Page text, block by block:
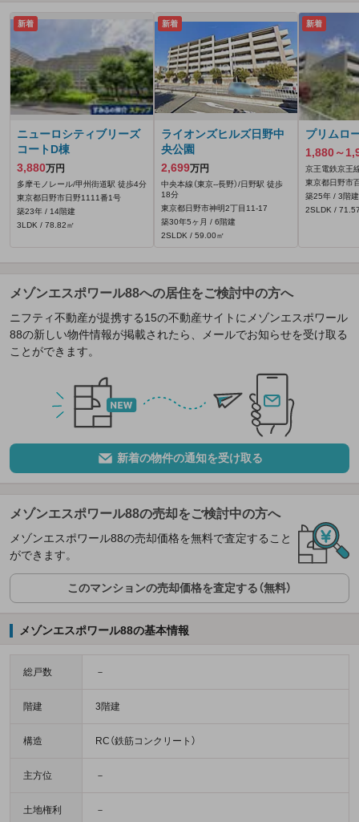
新着
ニューロシティブリーズ
コートD棟
3,880万円
多摩モノレール/甲州街道駅 徒歩4分
東京都日野市日野1111番1号
築23年 / 14階建
3LDK / 78.82㎡
新着
ライオンズヒルズ日野中
央公園
2,699万円
中央本線（東京--長野）/日野駅 徒歩
18分
東京都日野市神明2丁目11-17
築30年5ヶ月 / 6階建
2SLDK / 59.00㎡
新着
プリムロ
1,880～
京王電鉄京王
東京都日野市
築25年 / 3階建
2SLDK /
メゾンエスポワール88への居住をご検討中の方へ
ニフティ不動産が提携する15の不動産サイトにメゾンエスポワール
88の新しい物件情報が掲載されたら、メールでお知らせを受け取る
ことができます。
新着の物件の通知を受け取る
メゾンエスポワール88の売却をご検討中の方へ
メゾンエスポワール88の売却価格を無料で査定すること
ができます。
このマンションの売却価格を査定する（無料）
メゾンエスポワール88の基本情報
総戸数 －
階建 3階建
構造 RC（鉄筋コンクリート）
主方位 －
土地権利 －